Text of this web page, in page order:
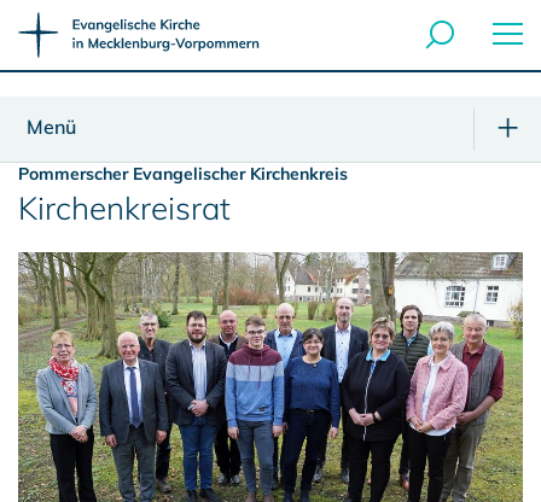
Menü
Pommerscher Evangelischer Kirchenkreis
Kirchenkreisrat